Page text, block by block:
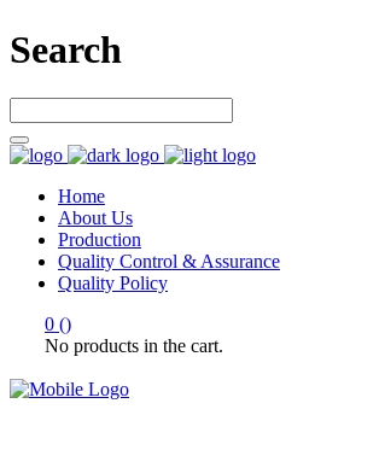
Search
Home
About Us
Production
Quality Control & Assurance
Quality Policy
0 ()
No products in the cart.